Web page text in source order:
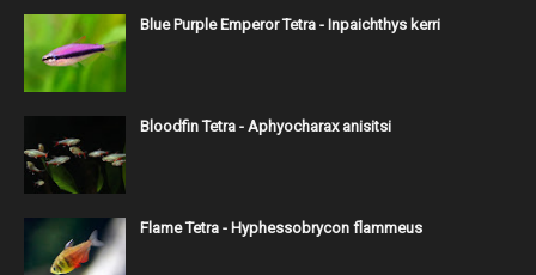
Blue Purple Emperor Tetra - Inpaichthys kerri
Bloodfin Tetra - Aphyocharax anisitsi
Flame Tetra - Hyphessobrycon flammeus